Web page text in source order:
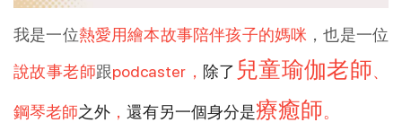
我是一位熱愛用繪本故事陪伴孩子的媽咪 ，也是一位
說故事老師跟podcaster， 除了 兒童瑜伽老師、
鋼琴老師之外 ， 還有另一個身分是療癒師。